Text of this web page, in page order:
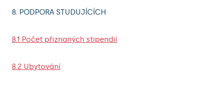
8. PODPORA STUDUJÍCÍCH
8.1 Počet přiznaných stipendií
8.2 Ubytování